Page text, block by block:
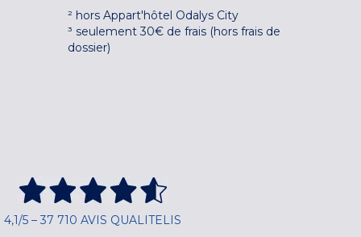
² hors Appart'hôtel Odalys City
³ seulement 30€ de frais (hors frais de
dossier)
4,1/5 – 37 710 AVIS QUALITELIS